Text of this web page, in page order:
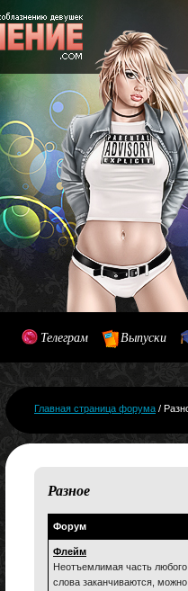
Телеграм Выпуски
Главная страница форума /
Разное
Форум
Флейм
Неотъемлимая часть
слова заканчиваются,